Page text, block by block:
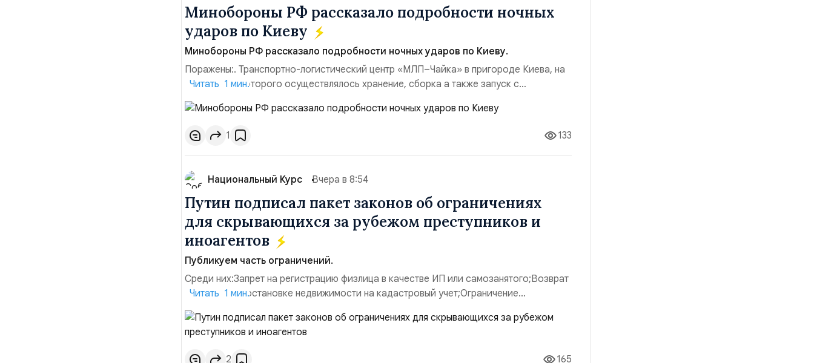
Минобороны РФ рассказало подробности ночных
ударов по Киеву
Минобороны РФ рассказало подробности ночных ударов по Киеву.
Поражены:. Транспортно-логистический центр «МЛП–Чайка» в пригороде Киева, на
территории которого осуществлялось хранение, сборка а также запуск с
прилегающего полевого аэродром «Чайка» дальнобойных БПЛА ВСУ; Складские
помещения «Транс-Логистик» в Оболонском районе г. Киев, использовавшиеся для
хранения военного имущества ВСУ; Сортировочны...
Читать 1 мин.
1 133
Национальный Курс Вчера в 8:54
Путин подписал пакет законов об ограничениях
для скрывающихся за рубежом преступников и
иноагентов
Публикуем часть ограничений.
Среди них:Запрет на регистрацию физлица в качестве ИП или самозанятого;Возврат
заявления о постановке недвижимости на кадастровый учет;Ограничение
водительских прав;Запрет регистрации транспортных средств и на заключение
сделок по доверенности;Отказ в заключении кредитного договора, предоставлении
государственных и муниципальных услуг онл...
Читать 1 мин.
2 165